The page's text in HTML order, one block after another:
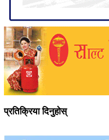
प्रतिक्रिया दिनुहोस्